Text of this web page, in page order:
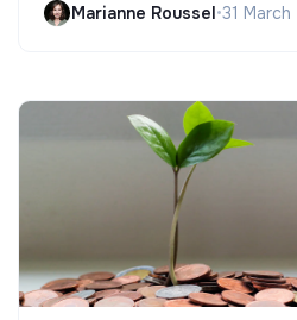
Marianne Roussel•31